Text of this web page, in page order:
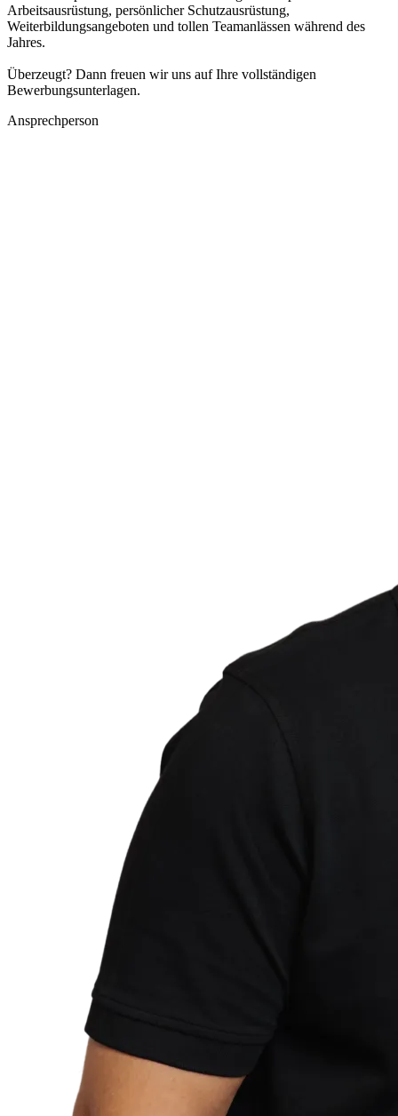
Arbeitsausrüstung, persönlicher Schutzausrüstung,
Weiterbildungsangeboten und tollen Teamanlässen während des
Jahres.
Überzeugt? Dann freuen wir uns auf Ihre vollständigen
Bewerbungsunterlagen.
Ansprechperson